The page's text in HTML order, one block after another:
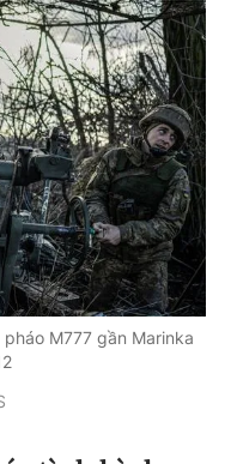
M777 gần Marinka